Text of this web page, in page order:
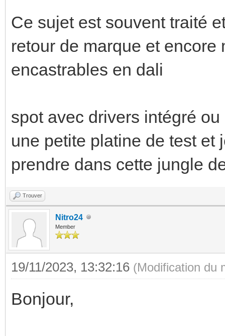
Ce sujet est souvent traité
retour de marque et
encastrables en dali
spot avec drivers intégré
une petite platine de test et
prendre dans cette jungle
Trouver
Nitro24
Member
19/11/2023, 13:32:16 (Modification du
Bonjour,